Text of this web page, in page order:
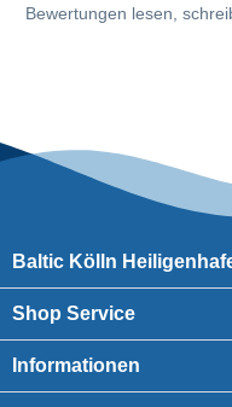
Bewertungen lesen,
Baltic Kölln
Shop Service
Informationen